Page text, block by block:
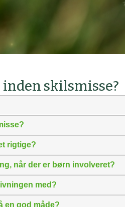
inden skilsmisse?
rigtige?
når der er børn involveret?
med?
en god måde?